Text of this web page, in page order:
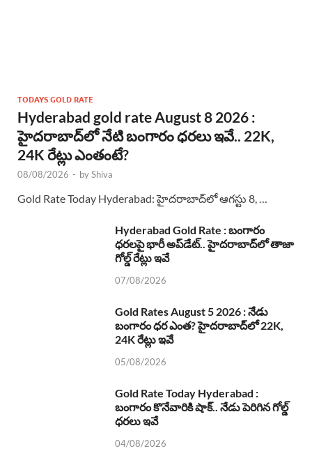
TODAYS GOLD RATE
Hyderabad gold rate August 8 2026 :
హైదరాబాద్‌లో నేటి బంగారం ధరలు ఇవే.. 22K,
24K రేట్లు ఎంతంటే?
08/08/2026 - byShiva
Gold Rate Today Hyderabad: హైదరాబాద్‌లో ఆగస్టు 8, …
Hyderabad Gold Rate : బంగారం
ధరలపై భారీ అప్‌డేట్.. హైదరాబాద్‌లో తాజా
గోల్డ్ రేట్లు ఇవే
07/08/2026
Gold Rates August 5 2026 : నేడు
బంగారం ధర ఎంత? హైదరాబాద్‌లో 22K,
24K రేట్లు ఇవే
05/08/2026
Gold Rate Today Hyderabad :
బంగారం కొనేవారికి షాక్.. నేడు పెరిగిన గోల్డ్
ధరలు ఇవే
04/08/2026